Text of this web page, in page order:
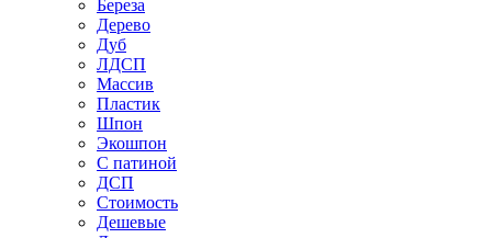
Береза
Дерево
Дуб
ЛДСП
Массив
Пластик
Шпон
Экошпон
С патиной
ДСП
Стоимость
Дешевые